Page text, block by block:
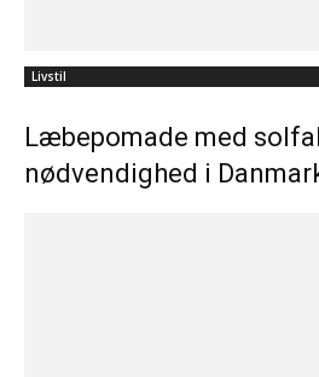
Livstil
Læbepomade med
nødvendighed i